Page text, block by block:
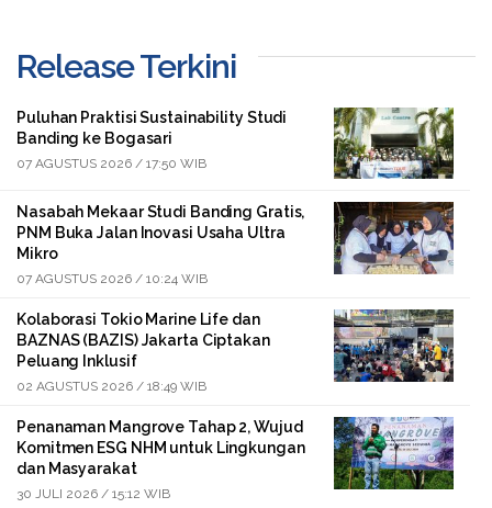
Release Terkini
Puluhan Praktisi Sustainability Studi
Banding ke Bogasari
07 AGUSTUS 2026 / 17:50 WIB
Nasabah Mekaar Studi Banding Gratis,
PNM Buka Jalan Inovasi Usaha Ultra
Mikro
07 AGUSTUS 2026 / 10:24 WIB
Kolaborasi Tokio Marine Life dan
BAZNAS (BAZIS) Jakarta Ciptakan
Peluang Inklusif
02 AGUSTUS 2026 / 18:49 WIB
Penanaman Mangrove Tahap 2, Wujud
Komitmen ESG NHM untuk Lingkungan
dan Masyarakat
30 JULI 2026 / 15:12 WIB